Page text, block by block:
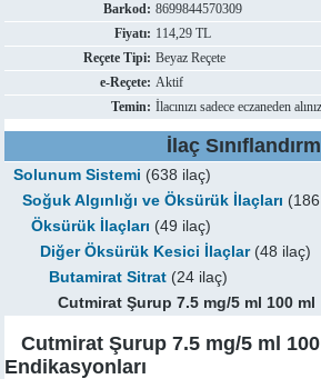
Barkod: 8699844570309
Fiyatı: 114,29 TL
Reçete Tipi: Beyaz Reçete
e-Reçete: Aktif
Temin: İlacınızı sadece eczaneden
İlaç
Solunum Sistemi (638 ilaç)
Soğuk Algınlığı ve Öksürük İlaçları
Öksürük İlaçları (49 ilaç)
Diğer Öksürük Kesici İlaçlar(48 ilaç)
Butamirat Sitrat (24 ilaç)
Cutmirat Şurup 7.5 mg/5 ml 100 ml
Cutmirat Şurup 7.5 mg/5 ml 100
Endikasyonları